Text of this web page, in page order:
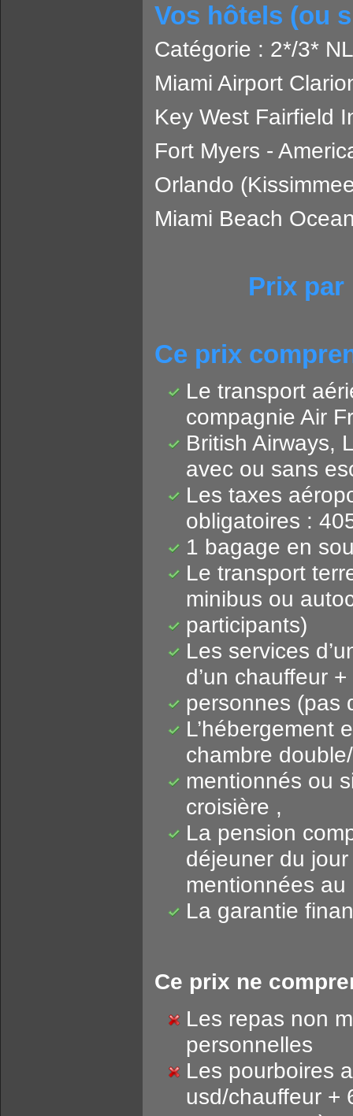
Vos hôtels (ou
Catégorie : 2*/3*
Miami Airport
Key West Fairfield
Fort Myers -
Orlando
Miami Beach
Prix par
Ce prix
Le transport
compagnie Air
British Airways,
avec ou sans
Les taxes
obligatoires :
1 bagage en
Le transport
minibus ou
participants)
Les services
d’un chauffeur
personnes (pas
L’hébergement
chambre
mentionnés ou
croisière ,
La pension
déjeuner du
mentionnées au
La garantie
Ce prix ne
Les repas non
personnelles
Les pourboires
usd/chauffeur +